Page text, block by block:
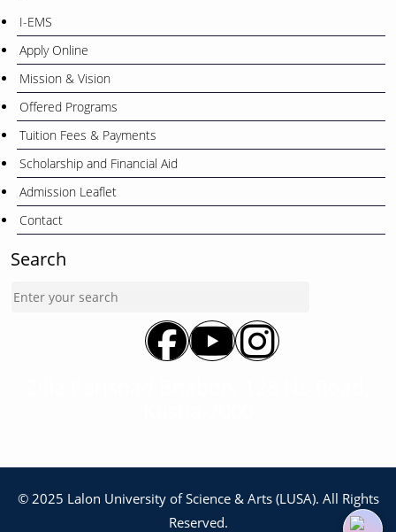
I-EMS
Apply Online
Mission & Vision
Offered Programs
Tuition Fees & Payments
Scholarship and Financial Aid
Admission Leaflet
Contact
Search
© 2025 Lalon University of Science & Arts (LUSA). All Rights
Reserved.